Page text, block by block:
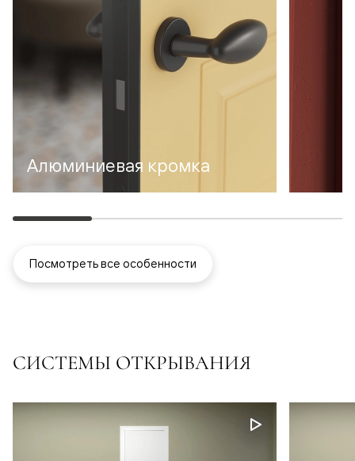
Алюминиевая кромка
Посмотреть все особенности
СИСТЕМЫ ОТКРЫВАНИЯ